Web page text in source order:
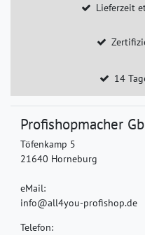
Lieferzeit
14
Profishopmacher
Töfenkamp 5
21640 Horneburg
eMail:
info@all4you-profishop.de
Telefon: